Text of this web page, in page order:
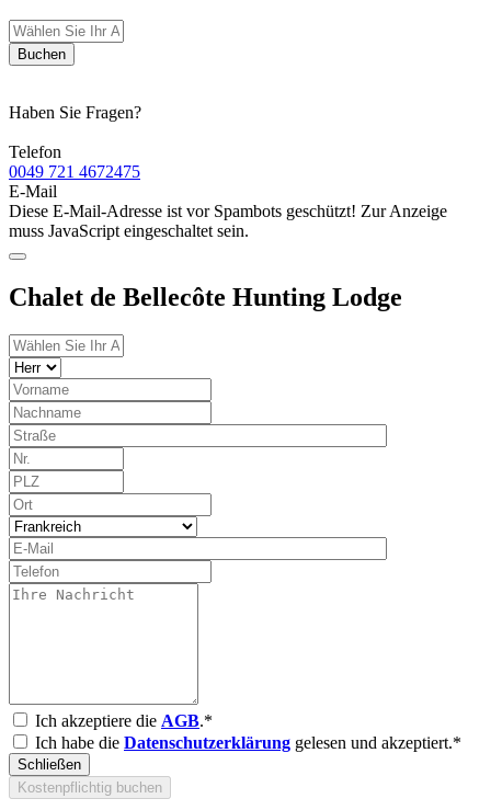
Buchen
Haben Sie Fragen?
Telefon
0049 721 4672475
E-Mail
Diese E-Mail-Adresse ist vor Spambots geschützt! Zur Anzeige
muss JavaScript eingeschaltet sein.
Chalet de Bellecôte Hunting Lodge
Ich akzeptiere die AGB.*
Ich habe die Datenschutzerklärung gelesen und akzeptiert.*
Schließen
Kostenpflichtig buchen